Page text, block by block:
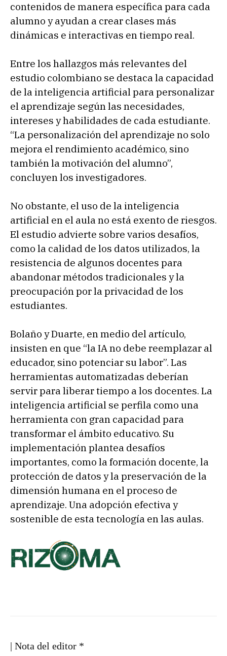
contenidos de manera específica para cada
alumno y ayudan a crear clases más
dinámicas e interactivas en tiempo real.
Entre los hallazgos más relevantes del
estudio colombiano se destaca la capacidad
de la inteligencia artificial para personalizar
el aprendizaje según las necesidades,
intereses y habilidades de cada estudiante.
“La personalización del aprendizaje no solo
mejora el rendimiento académico, sino
también la motivación del alumno”,
concluyen los investigadores.
No obstante, el uso de la inteligencia
artificial en el aula no está exento de riesgos.
El estudio advierte sobre varios desafíos,
como la calidad de los datos utilizados, la
resistencia de algunos docentes para
abandonar métodos tradicionales y la
preocupación por la privacidad de los
estudiantes.
Bolaño y Duarte, en medio del artículo,
insisten en que “la IA no debe reemplazar al
educador, sino potenciar su labor”. Las
herramientas automatizadas deberían
servir para liberar tiempo a los docentes. La
inteligencia artificial se perfila como una
herramienta con gran capacidad para
transformar el ámbito educativo. Su
implementación plantea desafíos
importantes, como la formación docente, la
protección de datos y la preservación de la
dimensión humana en el proceso de
aprendizaje. Una adopción efectiva y
sostenible de esta tecnología en las aulas.
| Nota del editor *